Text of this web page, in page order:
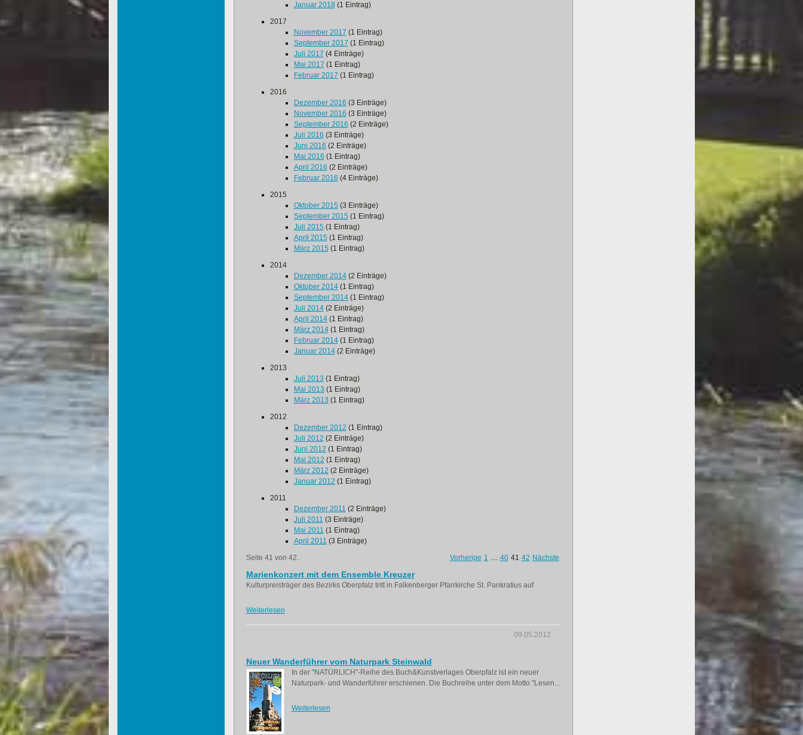
Januar 2018(1 Eintrag)
2017
November 2017 (1 Eintrag)
September 2017 (1 Eintrag)
Juli 2017 (4 Einträge)
Mai 2017 (1 Eintrag)
Februar 2017 (1 Eintrag)
2016
Dezember 2016 (3 Einträge)
November 2016 (3 Einträge)
September 2016 (2 Einträge)
Juli 2016 (3 Einträge)
Juni 2016 (2 Einträge)
Mai 2016 (1 Eintrag)
April 2016 (2 Einträge)
Februar 2016 (4 Einträge)
2015
Oktober 2015 (3 Einträge)
September 2015 (1 Eintrag)
Juli 2015 (1 Eintrag)
April 2015 (1 Eintrag)
März 2015 (1 Eintrag)
2014
Dezember 2014(2 Einträge)
Oktober 2014(1 Eintrag)
September 2014(1 Eintrag)
Juli 2014(2 Einträge)
April 2014(1 Eintrag)
März 2014(1 Eintrag)
Februar 2014(1 Eintrag)
Januar 2014(2 Einträge)
2013
Juli 2013 (1 Eintrag)
Mai 2013 (1 Eintrag)
März 2013 (1 Eintrag)
2012
Dezember 2012 (1 Eintrag)
Juli 2012 (2 Einträge)
Juni 2012 (1 Eintrag)
Mai 2012 (1 Eintrag)
März 2012 (2 Einträge)
Januar 2012 (1 Eintrag)
2011
Dezember 2011 (2 Einträge)
Juli 2011 (3 Einträge)
Mai 2011 (1 Eintrag)
April 2011 (3 Einträge)
Seite 41 von 42.
Vorherige 1 .... 40 41 42 Nächste
Marienkonzert mit dem Ensemble Kreuzer
Kulturpreisträger des Bezirks Oberpfalz tritt in Falkenberger Pfarrkirche St. Pankratius auf
Weiterlesen
09.05.2012
Neuer Wanderführer vom Naturpark Steinwald
In der "NATÜRLICH"-Reihe des Buch&Kunstverlages Oberpfalz ist ein neuer
Naturpark- und Wanderführer erschienen. Die Buchreihe unter dem Motto "Lesen...
Weiterlesen